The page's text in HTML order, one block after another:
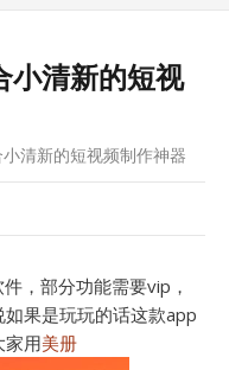
小清新的短视
清新的短视频制作神器
，部分功能需要vip，
果是玩玩的话这款app
家用美册